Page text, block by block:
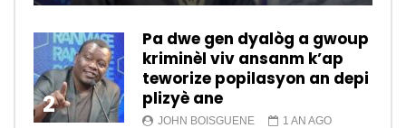
2
Pa dwe gen dyalòg a gwoup
kriminèl viv ansanm k’ap
teworize popilasyon an depi
plizyè ane
JOHN BOISGUENE 1 AN AGO